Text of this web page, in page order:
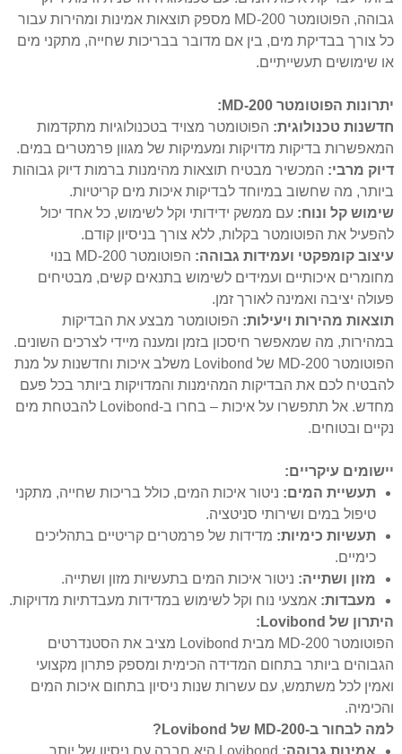
גבוהה, הפוטומטר MD-200 מספק תוצאות אמינות ומהירות עבור
כל צורך בבדיקת מים, בין אם מדובר בבריכות שחייה, מתקני מים
או שימושים תעשייתיים.
יתרונות הפוטומטר MD-200:
חדשנות טכנולוגית: הפוטומטר מצויד בטכנולוגיות מתקדמות
המאפשרות בדיקות מדויקות ומעמיקות של מגוון פרמטרים במים.
דיוק מרבי: המכשיר מבטיח תוצאות מהימנות ברמות דיוק גבוהות
ביותר, מה שחשוב במיוחד לבדיקות איכות מים קריטיות.
שימוש קל ונוח: עם ממשק ידידותי וקל לשימוש, כל אחד יכול
להפעיל את הפוטומטר בקלות, ללא צורך בניסיון קודם.
עיצוב קומפקטי ועמידות גבוהה:
הפוטומטר MD-200 בנוי
מחומרים איכותיים ועמידים לשימוש בתנאים קשים, מבטיחים
פעולה יציבה ואמינה לאורך זמן.
תוצאות מהירות ויעילות: הפוטומטר מבצע את הבדיקות
במהירות, מה שמאפשר חיסכון בזמן ומענה מיידי לצרכים השונים.
הפוטומטר MD-200 של Lovibond משלב איכות וחדשנות על מנת
להבטיח לכם את הבדיקות המהימנות והמדויקות ביותר בכל פעם
מחדש. אל תתפשרו על איכות – בחרו ב-Lovibond להבטחת מים
נקיים ובטוחים.
יישומים עיקריים:
תעשיית המים: ניטור איכות המים, כולל בריכות שחייה, מתקני
טיפול במים ושירותי סניטציה.
תעשיות כימיות: מדידות של פרמטרים קריטיים בתהליכים
כימיים.
מזון ושתייה: ניטור איכות המים בתעשיות מזון ושתייה.
מעבדות: אמצעי נוח וקל לשימוש במדידות מעבדתיות מדויקות.
היתרון של Lovibond:
הפוטומטר MD-200 מבית Lovibond מציב את הסטנדרטים
הגבוהים ביותר בתחום המדידה הכימית ומספק פתרון מקצועי
ואמין לכל משתמש, עם עשרות שנות ניסיון בתחום איכות המים
והכימיה.
למה לבחור ב-MD-200 של Lovibond?
אמינות גבוהה:
Lovibond היא חברה עם ניסיון של יותר